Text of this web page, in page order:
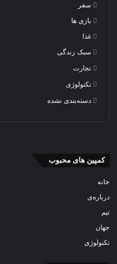
سفر
بازی ها
غذا
سبک زندگی
تجارت
تکنولوژی
دسته‌بندی نشده
کمپین های محبوب
خانه
درباره‌ی
تیم
جهان
تکنولوژی